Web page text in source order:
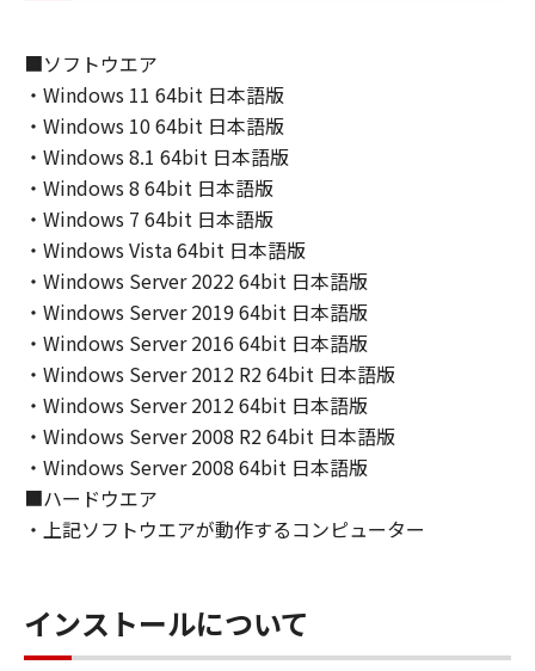
４．所有権
「本ソフトウェア」に係る権原および所有権
は、その内容によりキヤノンまたはキヤノンの
ライセンサーに帰属します。
５．輸出
お客様は、日本国政府または関連する外国政府
より必要な許可等を得ることなしに、「本ソフ
トウェア」の全部または一部を、直接または間
接に輸出してはなりません。
６．サポートおよびアップデート
キヤノン、キヤノンの子会社、関係会社、それ
らの販売代理店および販売店、並びにキヤノン
のライセンサーは、お客様による「本ソフトウ
ェア」の使用を支援すること、および「本ソフ
トウェア」に対してアップデート、バグの修正
７．保証の否認・免責
■ソフトウエア
・Windows 11 64bit 日本語版
・Windows 10 64bit 日本語版
・Windows 8.1 64bit 日本語版
・Windows 8 64bit 日本語版
・Windows 7 64bit 日本語版
・Windows Vista 64bit 日本語版
・Windows Server 2022 64bit 日本語版
・Windows Server 2019 64bit 日本語版
・Windows Server 2016 64bit 日本語版
・Windows Server 2012 R2 64bit 日本語版
・Windows Server 2012 64bit 日本語版
・Windows Server 2008 R2 64bit 日本語版
・Windows Server 2008 64bit 日本語版
■ハードウエア
・上記ソフトウエアが動作するコンピューター
インストールについて